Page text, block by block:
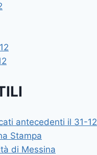
antecedenti il 31-
Stampa
di Messina